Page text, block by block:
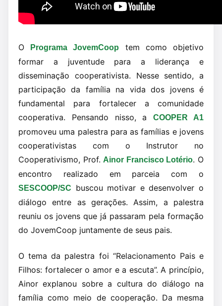
O Programa JovemCoop
tem como objetivo
formar a juventude para a liderança e
disseminação cooperativista. Nesse sentido, a
participação da família na vida dos jovens é
fundamental para fortalecer a comunidade
cooperativa. Pensando nisso, aCOOPER A1
promoveu uma palestra para as famílias e jovens
cooperativistas com o Instrutor no
Cooperativismo, Prof.Ainor Francisco Lotério. O
encontro realizado em parceia com o
SESCOOP/SC
buscou motivar e desenvolver o
diálogo entre as gerações. Assim, a palestra
reuniu os jovens que já passaram pela formação
do JovemCoop juntamente de seus pais.
O tema da palestra foi “Relacionamento Pais e
Filhos: fortalecer o amor e a escuta”. A princípio,
Ainor explanou sobre a cultura do diálogo na
família como meio de cooperação. Da mesma